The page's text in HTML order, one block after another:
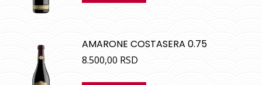
AMARONE COSTASERA 0.75
8.500,00 RSD